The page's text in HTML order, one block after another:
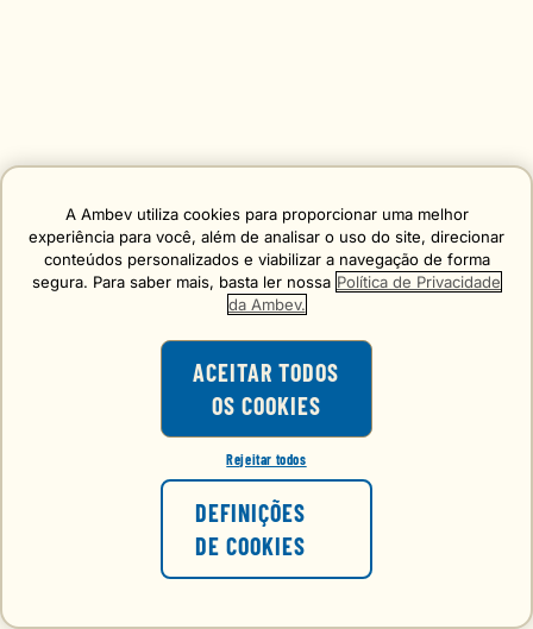
A Ambev utiliza cookies para proporcionar uma melhor
experiência para você, além de analisar o uso do site, direcionar
conteúdos personalizados e viabilizar a navegação de forma
segura. Para saber mais, basta ler nossa Política de Privacidade
da Ambev.
ACEITAR TODOS
OS COOKIES
Rejeitar todos
DEFINIÇÕES
DE COOKIES